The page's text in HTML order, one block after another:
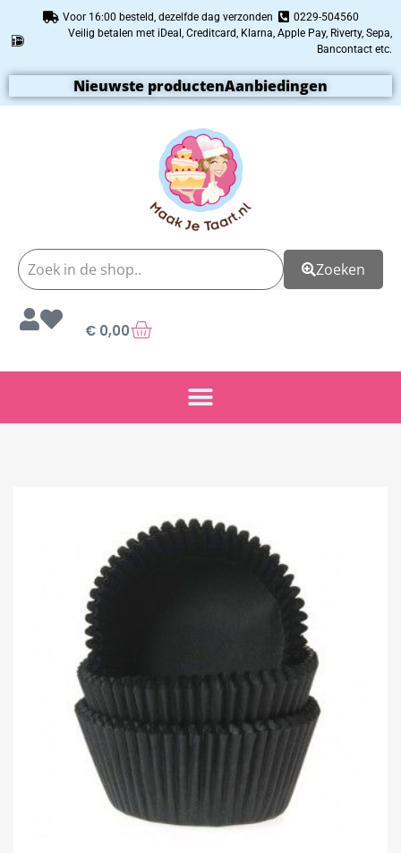
Voor 16:00 besteld, dezelfde dag verzonden
0229-504560
Veilig betalen met iDeal, Creditcard, Klarna, Apple Pay, Riverty, Sepa,
Bancontact etc.
Nieuwste productenAanbiedingen
Zoeken
€ 0,00